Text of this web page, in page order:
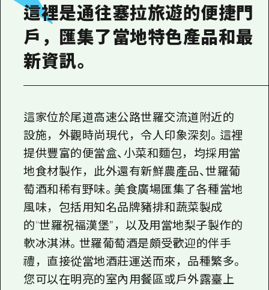
常見問題
照片下載
這裡是通往塞拉旅遊的便捷門
戶，匯集了當地特色產品和最
新資訊。
這家位於尾道高速公路世羅交流道附近的
設施，外觀時尚現代，令人印象深刻。這裡
提供豐富的便當盒、小菜和麵包，均採用當
地食材製作，此外還有新鮮農產品、世羅葡
萄酒和稀有野味。美食廣場匯集了各種當地
風味，包括用知名品牌豬排和蔬菜製成
的“世羅祝福漢堡”，以及用當地梨子製作的
軟冰淇淋。世羅葡萄酒是頗受歡迎的伴手
禮，直接從當地酒莊運送而來，品種繁多。
您可以在明亮的室內用餐區或戶外露臺上